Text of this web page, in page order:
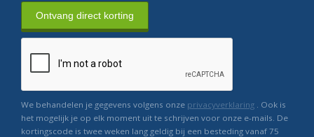
Ontvang direct korting
We behandelen je gegevens volgens onze privacyverklaring . Ook is
het mogelijk je op elk moment uit te schrijven voor onze e-mails. De
kortingscode is twee weken lang geldig bij een besteding vanaf 75